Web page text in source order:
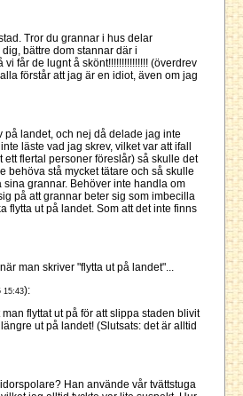
Tror du grannar i hus delar
bättre dom stannar där i
får de lugnt å skönt!!!!!!!!!!!!!!! (överdrev
förstår att jag är en idiot, även om jag
på landet, och nej då delade jag inte
läste vad jag skrev, vilket var att ifall
flertal personer föreslår) så skulle det
behöva stå mycket tätare och så skulle
grannar. Behöver inte handla om
på att grannar beter sig som imbecilla
flytta ut på landet. Som att det inte finns
man skriver "flytta ut på landet"...
15:43):
flyttat ut på för att slippa staden blivit
ut på landet! (Slutsats: det är alltid
Han använde vår tvättstuga